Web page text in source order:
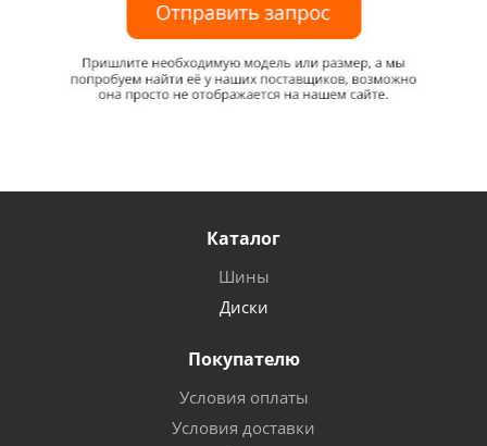
Каталог
Шины
Диски
Покупателю
Условия оплаты
Условия доставки